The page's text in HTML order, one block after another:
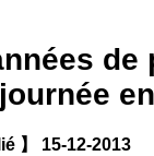
de
】 15-12-2013